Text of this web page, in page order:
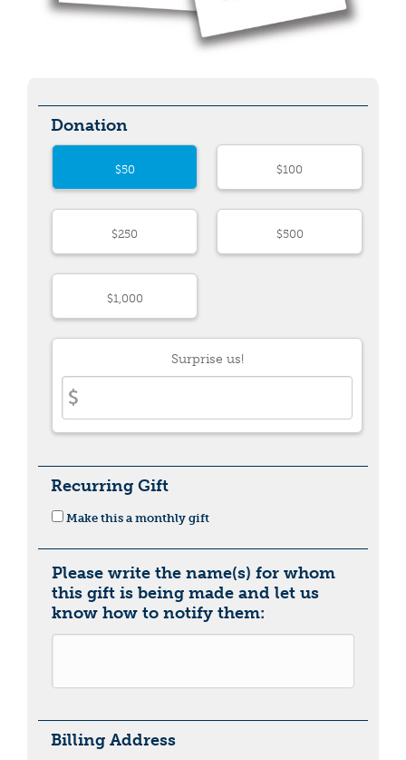
Donation
$50 $100
$250 $500
$1,000
Recurring Gift
Make this a monthly gift
Please write the name(s) for whom
this gift is being made and let us
know how to notify them:
Billing Address